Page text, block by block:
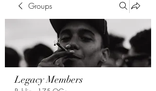
Groups
Legacy Members